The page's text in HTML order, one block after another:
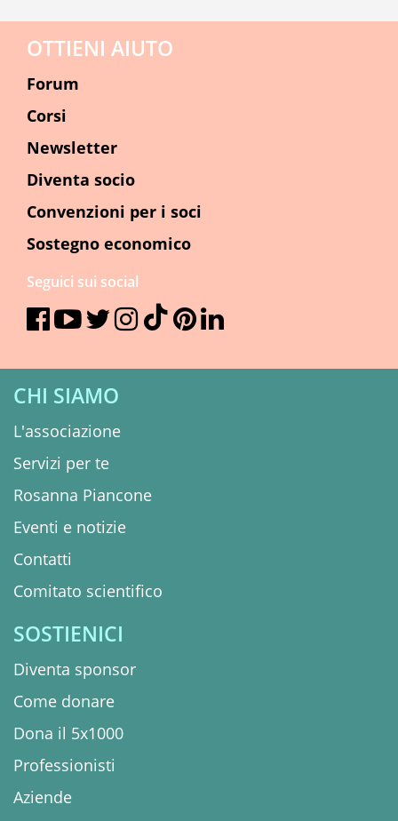
CHI SIAMO
L'associazione
Servizi per te
Rosanna Piancone
Eventi e notizie
Contatti
Comitato scientifico
SOSTIENICI
Diventa sponsor
Come donare
Dona il 5x1000
Professionisti
Aziende
OTTIENI AIUTO
Forum
Corsi
Newsletter
Diventa socio
Convenzioni per i soci
Sostegno economico
Seguici sui social